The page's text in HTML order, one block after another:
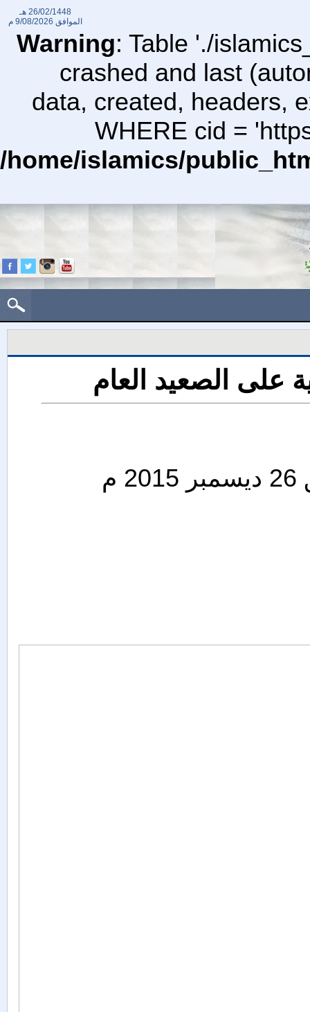
Warning: Table './
crashed and last
data, created, headers,
WHERE cid =
/home/islamics/
26/02/1448 هـ
الموافق 9/08/2026 م
على الصعيد العام